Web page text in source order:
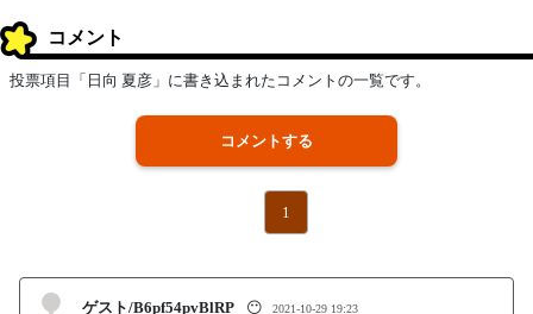
コメント
投票項目「日向 夏彦」に書き込まれたコメントの一覧です。
コメントする
1
ゲスト/B6pf54pvBlRP 😶 2021-10-29 19:23